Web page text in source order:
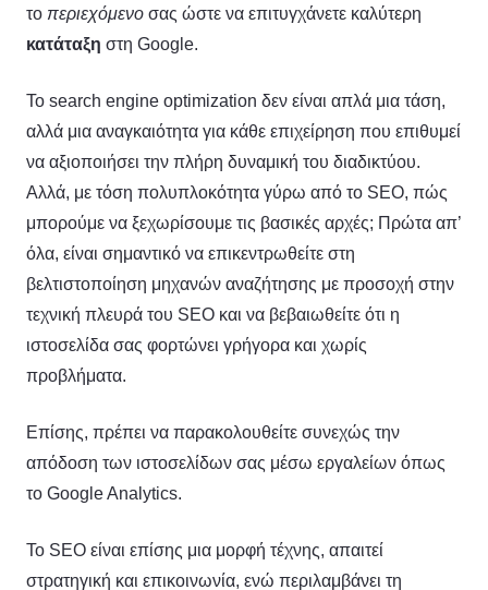
το περιεχόμενο σας ώστε να επιτυγχάνετε καλύτερη
κατάταξη στη Google.
Το search engine optimization δεν είναι απλά μια τάση,
αλλά μια αναγκαιότητα για κάθε επιχείρηση που επιθυμεί
να αξιοποιήσει την πλήρη δυναμική του διαδικτύου.
Αλλά, με τόση πολυπλοκότητα γύρω από το SEO, πώς
μπορούμε να ξεχωρίσουμε τις βασικές αρχές; Πρώτα απ’
όλα, είναι σημαντικό να επικεντρωθείτε στη
βελτιστοποίηση μηχανών αναζήτησης με προσοχή στην
τεχνική πλευρά του SEO και να βεβαιωθείτε ότι η
ιστοσελίδα σας φορτώνει γρήγορα και χωρίς
προβλήματα.
Επίσης, πρέπει να παρακολουθείτε συνεχώς την
απόδοση των ιστοσελίδων σας μέσω εργαλείων όπως
το Google Analytics.
Το SEO είναι επίσης μια μορφή τέχνης, απαιτεί
στρατηγική και επικοινωνία, ενώ περιλαμβάνει τη